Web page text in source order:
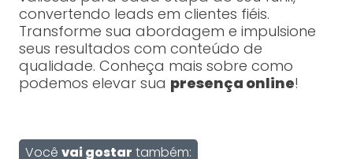
convertendo leads em clientes fiéis.
Transforme sua abordagem e impulsione
seus resultados com conteúdo de
qualidade. Conheça mais sobre como
podemos elevar sua presença online!
Você vai gostar também: